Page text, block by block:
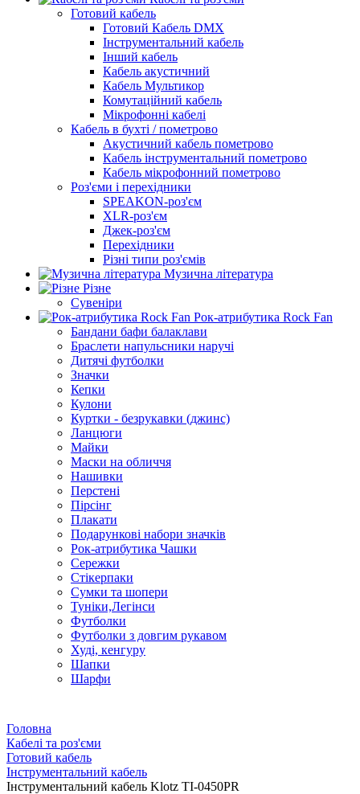
Готовий кабель
Готовий Кабель DMX
Інструментальний кабель
Інший кабель
Кабель акустичний
Кабель Мультикор
Комутаційний кабель
Мікрофонні кабелі
Кабель в бухті / пометрово
Акустичний кабель пометрово
Кабель інструментальний пометрово
Кабель мікрофонний пометрово
Роз'єми і перехідники
SPEAKON-роз'єм
XLR-роз'єм
Джек-роз'єм
Перехідники
Різні типи роз'ємів
Музична література
Різне
Сувеніри
Рок-атрибутика Rock Fan
Бандани бафи балаклави
Браслети напульсники наручі
Дитячі футболки
Значки
Кепки
Кулони
Куртки - безрукавки (джинс)
Ланцюги
Майки
Маски на обличчя
Нашивки
Перстені
Пірсінг
Плакати
Подарункові набори значків
Рок-атрибутика Чашки
Сережки
Стікерпаки
Сумки та шопери
Туніки,Легінси
Футболки
Футболки з довгим рукавом
Худі, кенгуру
Шапки
Шарфи
Головна
Кабелі та роз'єми
Готовий кабель
Інструментальний кабель
Інструментальний кабель Klotz TI-0450PR